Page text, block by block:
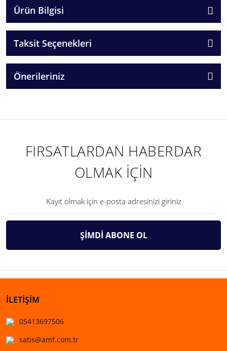
Ürün Bilgisi
Taksit Seçenekleri
Önerileriniz
FIRSATLARDAN HABERDAR
OLMAK İÇİN
ŞİMDİ ABONE OL
İLETİŞİM
05413697506
satis@amf.com.tr